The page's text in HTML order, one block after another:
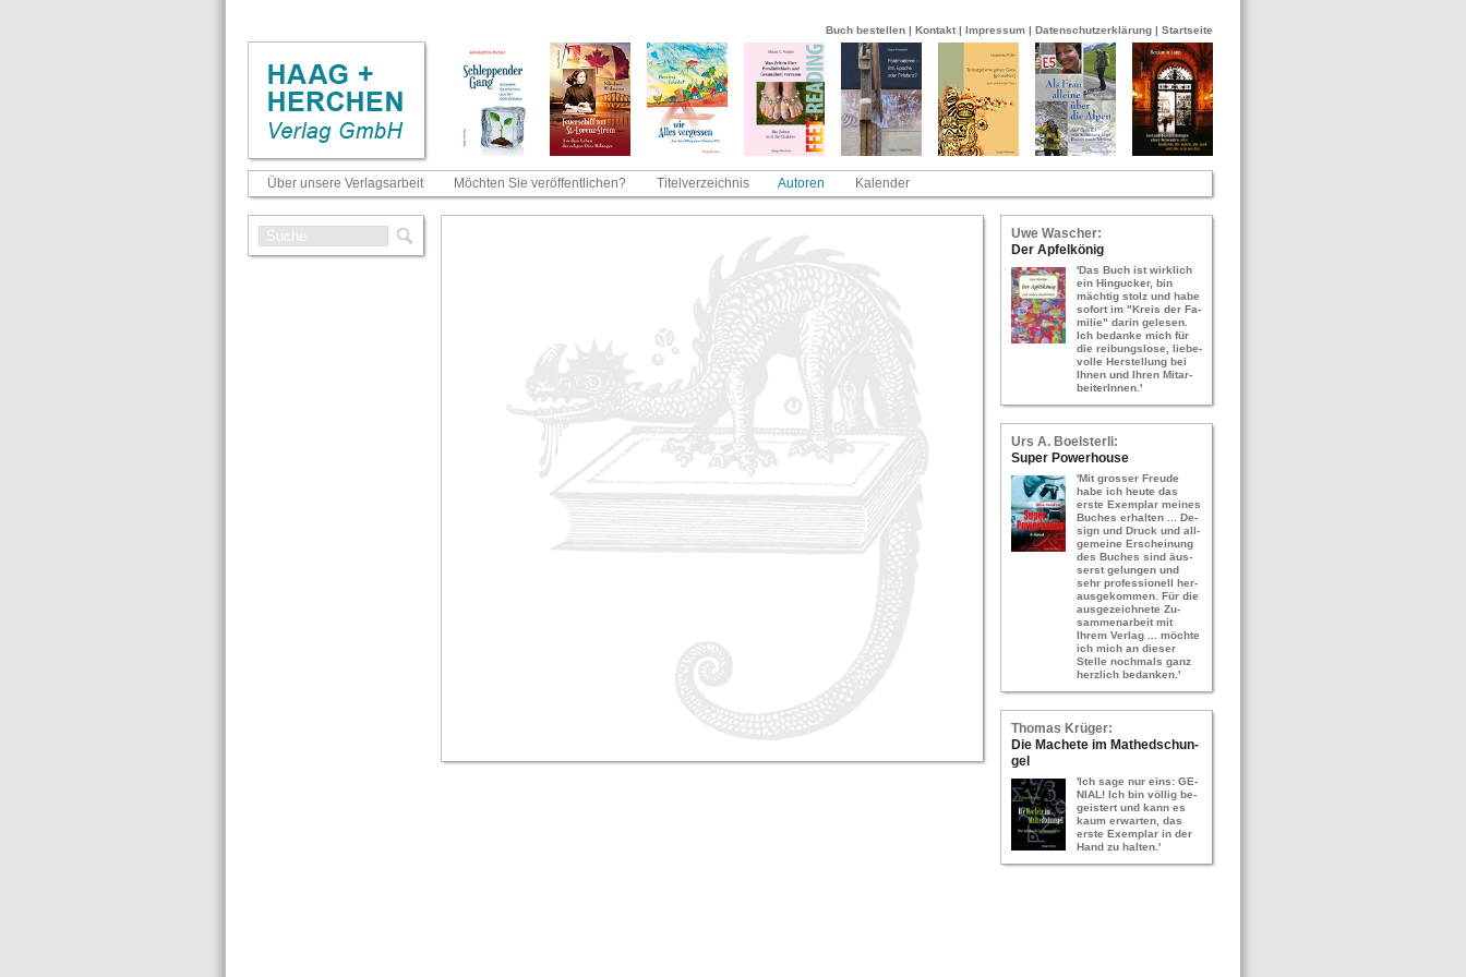
Buch bestellen | Kontakt | Impressum | Datenschutzerklärung | Startseite
Über unsere Verlagsarbeit Möchten Sie veröffentlichen? Titelverzeichnis Autoren Kalender
Uwe Wa­scher:
Der Ap­fel­kö­nig
'Das Buch ist wirk­lich
ein Hin­gu­cker, bin
mäch­tig stolz und habe
so­fort im "Kreis der Fa­
mi­lie" darin ge­le­sen.
Ich be­dan­ke mich für
die rei­bungs­lo­se, lie­be­
vol­le Her­stel­lung bei
Ihnen und Ihren Mit­ar­
bei­te­rIn­nen.'
Urs A. Bo­els­ter­li:
Super Power­hou­se
'Mit gros­ser Freu­de
habe ich heute das
erste Ex­em­plar mei­nes
Bu­ches er­hal­ten ... De­
sign und Druck und all­
ge­mei­ne Er­schei­nung
des Bu­ches sind äus­
serst ge­lun­gen und
sehr pro­fes­sio­nell her­
aus­ge­kom­men. Für die
aus­ge­zeich­ne­te Zu­
sam­men­ar­beit mit
Ihrem Ver­lag ... möch­te
ich mich an die­ser
Stel­le noch­mals ganz
herz­lich be­dan­ken.'
Tho­mas Krü­ger:
Die Ma­che­te im Ma­thed­schun­
gel
'Ich sage nur eins: GE­
NI­AL! Ich bin völ­lig be­
geis­tert und kann es
kaum er­war­ten, das
erste Ex­em­plar in der
Hand zu hal­ten.'